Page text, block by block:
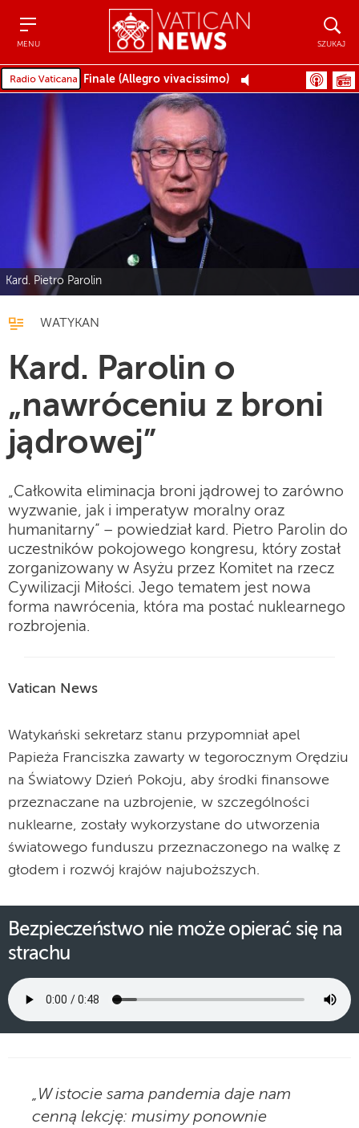
MENU SZUKAJ
Finale (Allegro vivacissimo)
Kard. Pietro Parolin
WATYKAN
Kard. Parolin o
„nawróceniu z broni
jądrowej”
„Całkowita eliminacja broni jądrowej to zarówno
wyzwanie, jak i imperatyw moralny oraz
humanitarny” – powiedział kard. Pietro Parolin do
uczestników pokojowego kongresu, który został
zorganizowany w Asyżu przez Komitet na rzecz
Cywilizacji Miłości. Jego tematem jest nowa
forma nawrócenia, która ma postać nuklearnego
rozbrojenia.
Vatican News
Watykański sekretarz stanu przypomniał apel
Papieża Franciszka zawarty w tegorocznym Orędziu
na Światowy Dzień Pokoju, aby środki finansowe
przeznaczane na uzbrojenie, w szczególności
nuklearne, zostały wykorzystane do utworzenia
światowego funduszu przeznaczonego na walkę z
głodem i rozwój krajów najuboższych.
Bezpieczeństwo nie może opierać się na
strachu
„W istocie sama pandemia daje nam
cenną lekcję: musimy ponownie